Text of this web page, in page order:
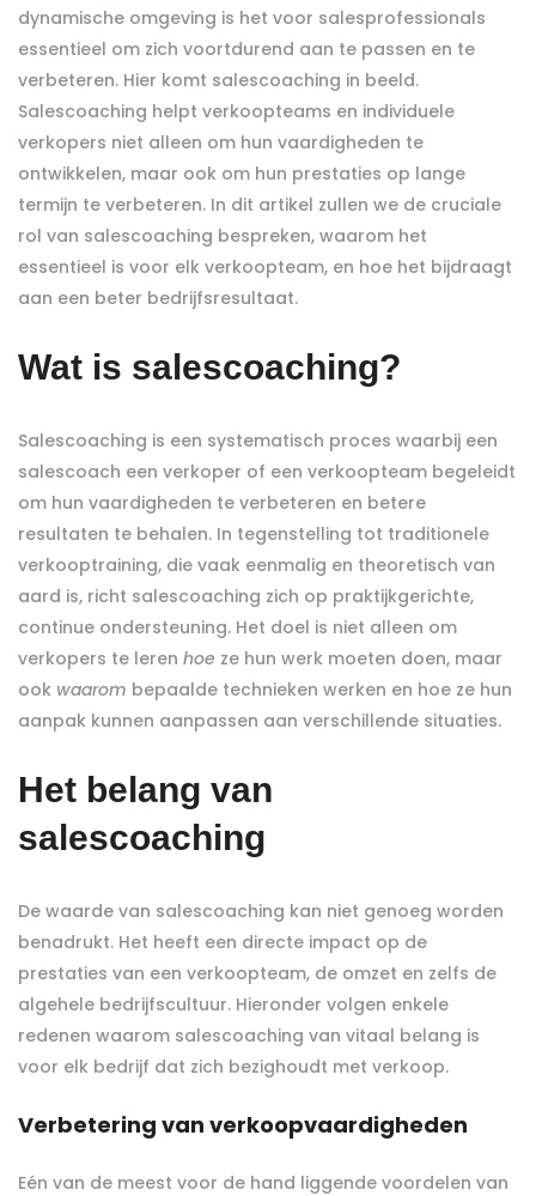
dynamische omgeving is het voor salesprofessionals
essentieel om zich voortdurend aan te passen en te
verbeteren. Hier komt salescoaching in beeld.
Salescoaching helpt verkoopteams en individuele
verkopers niet alleen om hun vaardigheden te
ontwikkelen, maar ook om hun prestaties op lange
termijn te verbeteren. In dit artikel zullen we de cruciale
rol van salescoaching bespreken, waarom het
essentieel is voor elk verkoopteam, en hoe het bijdraagt
aan een beter bedrijfsresultaat.
Wat is salescoaching?
Salescoaching is een systematisch proces waarbij een
salescoach een verkoper of een verkoopteam begeleidt
om hun vaardigheden te verbeteren en betere
resultaten te behalen. In tegenstelling tot traditionele
verkooptraining, die vaak eenmalig en theoretisch van
aard is, richt salescoaching zich op praktijkgerichte,
continue ondersteuning. Het doel is niet alleen om
verkopers te leren hoe ze hun werk moeten doen, maar
ook waarom bepaalde technieken werken en hoe ze hun
aanpak kunnen aanpassen aan verschillende situaties.
Het belang van
salescoaching
De waarde van salescoaching kan niet genoeg worden
benadrukt. Het heeft een directe impact op de
prestaties van een verkoopteam, de omzet en zelfs de
algehele bedrijfscultuur. Hieronder volgen enkele
redenen waarom salescoaching van vitaal belang is
voor elk bedrijf dat zich bezighoudt met verkoop.
Verbetering van verkoopvaardigheden
Eén van de meest voor de hand liggende voordelen van